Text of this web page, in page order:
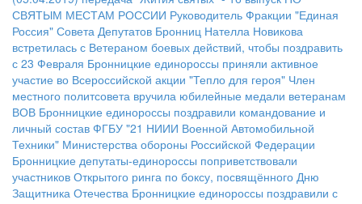
СВЯТЫМ МЕСТАМ РОССИИ Руководитель Фракции "Единая
Россия" Совета Депутатов Бронниц Нателла Новикова
встретилась с Ветераном боевых действий, чтобы поздравить
с 23 Февраля Бронницкие единороссы приняли активное
участие во Всероссийской акции "Тепло для героя" Член
местного политсовета вручила юбилейные медали ветеранам
ВОВ Бронницкие единороссы поздравили командование и
личный состав ФГБУ "21 НИИИ Военной Автомобильной
Техники" Министерства обороны Российской Федерации
Бронницкие депутаты-единороссы поприветствовали
участников Открытого ринга по боксу, посвящённого Дню
Защитника Отечества Бронницкие единороссы поздравили с